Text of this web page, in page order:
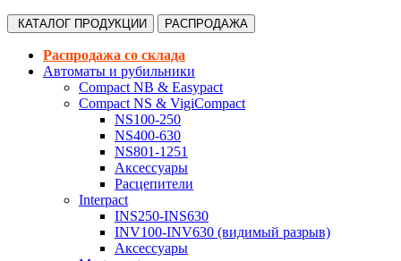
КАТАЛОГ ПРОДУКЦИИ РАСПРОДАЖА
Распродажа со склада
Автоматы и рубильники
Compact NB & Easypact
Compact NS & VigiCompact
NS100-250
NS400-630
NS801-1251
Аксессуары
Расцепители
Interpact
INS250-INS630
INV100-INV630 (видимый разрыв)
Аксессуары